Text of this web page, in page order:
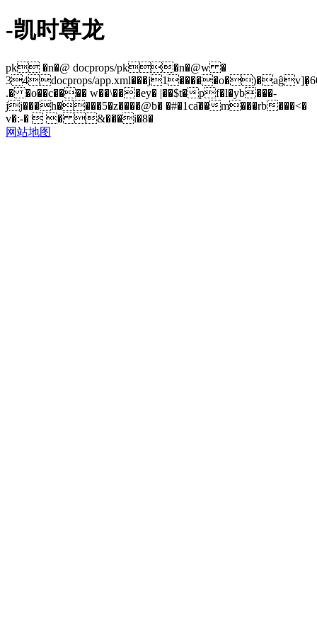
-凯时尊龙
pk �n�@ docprops/pk�n�@w �
34docprops/
.� �o��c���� w��\���ey� |��$t�pf�l�yb���-
jj���h����5�z����@b� �#�1ca͡��m���rb���<�
v�:-�  � &���i�8�
网站地图